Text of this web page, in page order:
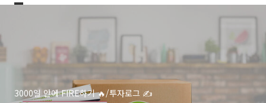
3000일 안에 FIRE하기 🔥/투자로그 ✍️